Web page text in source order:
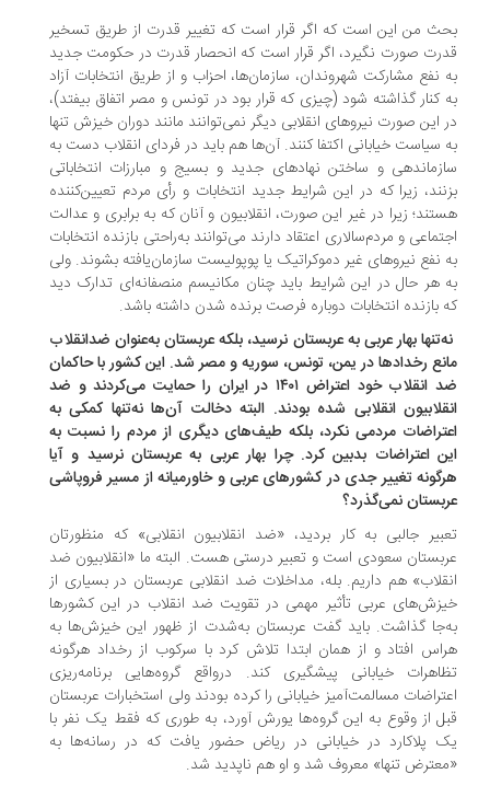
من این است که اگر قرار است که تغییر قدرت از طریق تسخیر
صورت نگیرد، اگر قرار است که انحصار قدرت در حکومت جدید
نفع مشارکت شهروندان، سازمان‌ها، احزاب و از طریق انتخابات آزاد
کنار گذاشته شود (چیزی که قرار بود در تونس و مصر اتفاق بیفتد)،
این صورت نیروهای انقلابی دیگر نمی‌توانند مانند دوران خیزش تنها
سیاست خیابانی اکتفا کنند. آن‌ها هم باید در فردای انقلاب دست به
و ساختن نهادهای جدید و بسیج و مبارزات انتخاباتی
زیرا که در این شرایط جدید انتخابات و رأی مردم تعیین‌کننده
زیرا در غیر این‌ صورت، انقلابیون و آنان که به برابری و عدالت
و مردم‌سالاری اعتقاد دارند می‌توانند به‌راحتی بازنده انتخابات
نفع نیروهای غیر دموکراتیک یا پوپولیست سازمان‌یافته بشوند. ولی
هر حال در این شرایط باید چنان مکانیسم منصفانه‌ای تدارک دید
بازنده انتخابات دوباره فرصت برنده شدن داشته باشد.
بهار عربی به عربستان نرسید، بلکه عربستان به‌عنوان ضدانقلاب
رخدادها در یمن، تونس، سوریه و مصر شد. این کشور با حاکمان
ضد انقلاب خود اعتراض ۱۴۰۱ در ایران را حمایت می‌کردند و ضد
انقلابی شده بودند. البته دخالت آن‌ها نه‌تنها کمکی به
مردمی نکرد، بلکه طیف‌های دیگری از مردم را نسبت به
اعتراضات بدبین کرد. چرا بهار عربی به عربستان نرسید و آیا
تغییر جدی در کشورهای عربی و خاورمیانه از مسیر فروپاشی
نمی‌گذرد؟
جالبی به کار بردید، «ضد انقلابیون انقلابی» که منظورتان
سعودی است و تعبیر درستی هست. البته ما «انقلابیون ضد
هم داریم. بله، مداخلات ضد انقلابی عربستان در بسیاری از
عربی تأثیر مهمی در تقویت ضد انقلاب در این کشورها
گذاشت. باید گفت عربستان به‌شدت از ظهور این خیزش‌ها به
افتاد و از همان ابتدا تلاش کرد با سرکوب از رخداد هرگونه
خیابانی پیشگیری کند. درواقع گروه‌هایی برنامه‌ریزی
مسالمت‌آمیز خیابانی را کرده بودند ولی استخبارات عربستان
از وقوع به این گروه‌ها یورش آورد، به طوری که فقط یک نفر با
پلاکارد در خیابانی در ریاض حضور یافت که در رسانه‌ها به
تنها» معروف شد و او هم ناپدید شد.